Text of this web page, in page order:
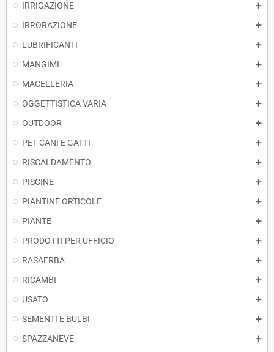
IRRIGAZIONE
IRRORAZIONE
LUBRIFICANTI
MANGIMI
MACELLERIA
OGGETTISTICA VARIA
OUTDOOR
PET CANI E GATTI
RISCALDAMENTO
PISCINE
PIANTINE ORTICOLE
PIANTE
PRODOTTI PER UFFICIO
RASAERBA
RICAMBI
USATO
SEMENTI E BULBI
SPAZZANEVE